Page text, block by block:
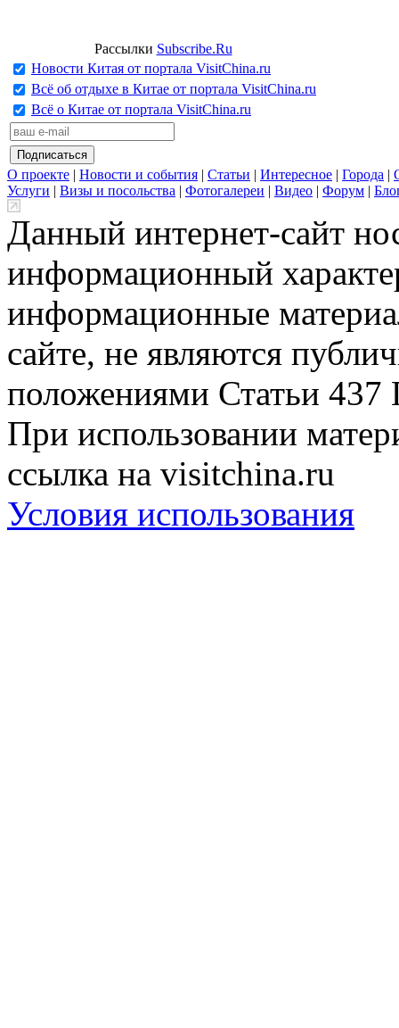
Рассылки Subscribe.Ru
Новости Китая от портала VisitChina.ru
Всё об отдыхе в Китае от портала VisitChina.ru
Всё о Китае от портала VisitChina.ru
О проекте | Новости и события | Статьи | Интересное | Города |
Услуги | Визы и посольства | Фотогалереи | Видео | Форум |
Данный интернет-сайт
информационный
информационные
сайте, не являются
положениями Статьи 437
При использовании
ссылка на visitchina.ru
Условия использования